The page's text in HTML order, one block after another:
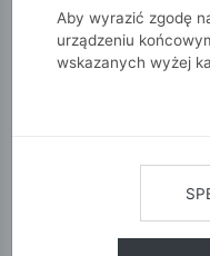
Aby wyrazić zgodę
urządzeniu
wskazanych wyżej